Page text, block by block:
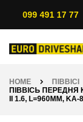
099 491 17 77
HOME ПІВВІСІ
ПІВВІСЬ ПЕРЕДНЯ
II 1.6, L=960ММ, KA-